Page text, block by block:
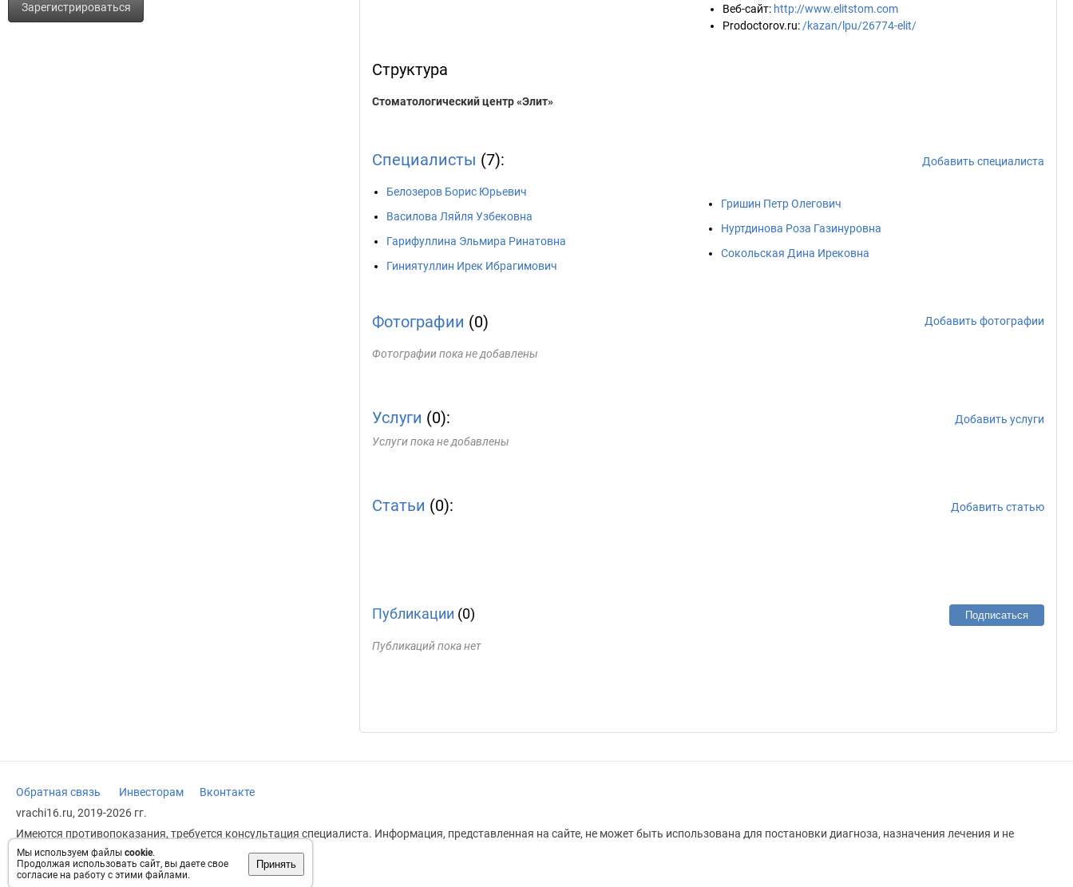
Зарегистрироваться
Мы используем файлы cookie.
Продолжая использовать сайт, вы даете свое
согласие на работу с этими файлами.
Принять
Веб-сайт: http://www.elitstom.com
Prodoctorov.ru: /kazan/lpu/26774-elit/
Структура
Стоматологический центр «Элит»
Специалисты (7): Добавить специалиста
Белозеров Борис Юрьевич
Василова Ляйля Узбековна
Гарифуллина Эльмира Ринатовна
Гиниятуллин Ирек Ибрагимович
Гришин Петр Олегович
Нуртдинова Роза Газинуровна
Сокольская Дина Ирековна
Фотографии (0) Добавить фотографии
Фотографии пока не добавлены
Услуги (0):
Добавить услуги
Услуги пока не добавлены
Статьи (0): Добавить статью
Публикации (0) Подписаться
Публикаций пока нет
Обратная связь Инвесторам
Вконтакте
vrachi16.ru, 2019-2026 гг.
Имеются противопоказания, требуется консультация специалиста. Информация, представленная на сайте, не может быть использована для постановки диагноза, назначения лечения и не
заменяет прием врача.
Возрастное ограничение: 18+